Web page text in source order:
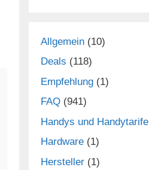
Allgemein (10)
Deals (118)
Empfehlung (1)
FAQ (941)
Handys und Handytarife
Hardware (1)
Hersteller (1)